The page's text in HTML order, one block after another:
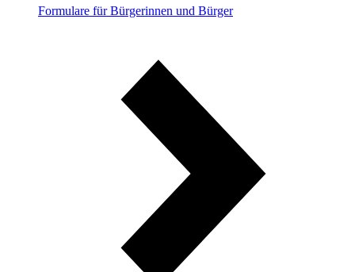
Formulare für Bürgerinnen und Bürger